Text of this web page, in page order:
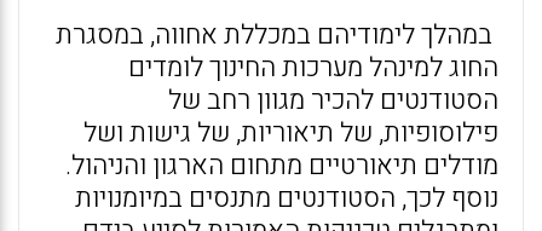
במהלך לימודיהם במכללת אחווה, במסגרת
החוג למינהל מערכות החינוך לומדים
הסטודנטים להכיר מגוון רחב של
פילוסופיות, של תיאוריות, של גישות ושל
מודלים תיאורטיים מתחום הארגון והניהול.
נוסף לכך, הסטודנטים מתנסים במיומנויות